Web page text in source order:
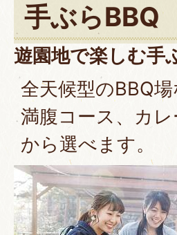
手ぶらBBQ
遊園地で楽しむ手
全天候型のBBQ
満腹コース、カ
から選べます。